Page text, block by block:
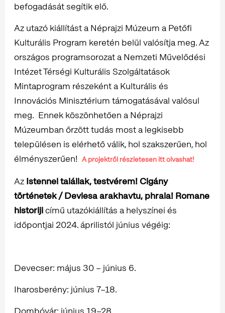
befogadását segítik elő.
Az utazó kiállítást a Néprajzi Múzeum a Petőfi
Kulturális Program keretén belül valósítja meg. Az
országos programsorozat a Nemzeti Művelődési
Intézet Térségi Kulturális Szolgáltatások
Mintaprogram részeként a Kulturális és
Innovációs Minisztérium támogatásával valósul
meg. Ennek köszönhetően a Néprajzi
Múzeumban őrzött tudás most a legkisebb
településen is elérhető válik, hol szakszerűen, hol
élményszerűen! A projektről részletesen itt olvashat!
Az Istennel talállak, testvérem! Cigány
történetek / Devlesa arakhavtu, phrala! Romane
historijicímű utazókiállítás a helyszínei és
időpontjai 2024. áprilistól június végéig:
Devecser: május 30 – június 6.
Iharosberény: június 7–18.